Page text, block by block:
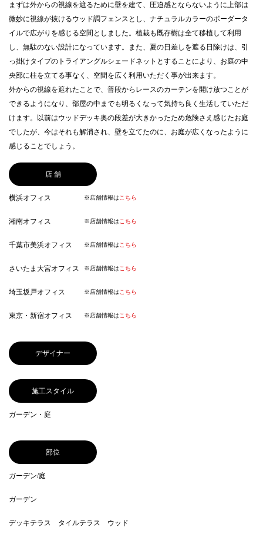
まずは外からの視線を遮るために壁を建て、圧迫感とならないように上部は
微妙に視線が抜けるウッド調フェンスとし、ナチュラルカラーのボーダータ
イルで広がりを感じる空間としました。植栽も既存樹は全て移植して利用
し、無駄のない設計になっています。また、夏の日差しを遮る日除けは、引
っ掛けタイプのトライアングルシェードネットとすることにより、お庭の中
央部に柱を立てる事なく、空間を広く利用いただく事が出来ます。
外からの視線を遮れたことで、普段からレースのカーテンを開け放つことが
できるようになり、部屋の中までも明るくなって気持ち良く生活していただ
けます。以前はウッドデッキ奥の段差が大きかったため危険さえ感じたお庭
でしたが、今はそれも解消され、壁を立てたのに、お庭が広くなったように
感じることでしょう。
店 舗
横浜オフィス
湘南オフィス
千葉市美浜オフィス
さいたま大宮オフィス
埼玉坂戸オフィス
東京・新宿オフィス
※店舗情報は こちら
※店舗情報は こちら
※店舗情報は こちら
※店舗情報は こちら
※店舗情報は こちら
※店舗情報は こちら
デザイナー
施工スタイル
ガーデン・庭
部位
ガーデン/庭
ガーデン
デッキテラス タイルテラス ウッド